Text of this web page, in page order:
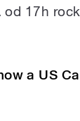
od 17h
a US